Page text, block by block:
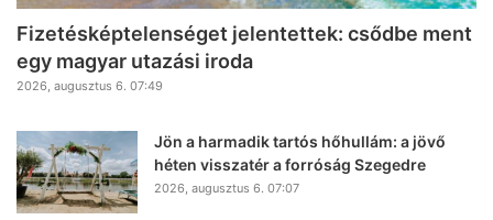
Fizetésképtelenséget jelentettek: csődbe ment
egy magyar utazási iroda
2026, augusztus 6. 07:49
Jön a harmadik tartós hőhullám: a jövő
héten visszatér a forróság Szegedre
2026, augusztus 6. 07:07